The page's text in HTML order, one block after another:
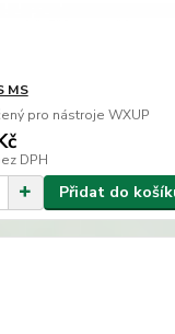
MS
pro nástroje WXUP
DPH
Přidat do